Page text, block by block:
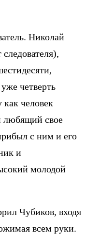
Николай
четверть
как человек
любящий свое
с ним и его
и
молодой
Чубиков, входя
всем руки.